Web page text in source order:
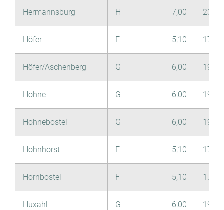
Hermannsburg H 7,00 23,90
Höfer F 5,10 17,50
Höfer/Aschenberg G 6,00 19,70
Hohne G 6,00 19,70
Hohnebostel G 6,00 19,70
Hohnhorst F 5,10 17,50
Hornbostel F 5,10 17,50
Huxahl G 6,00 19,70